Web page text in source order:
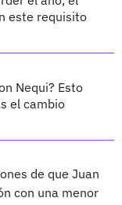
este requisito
Nequi? Esto
el cambio
de que Juan
con una menor